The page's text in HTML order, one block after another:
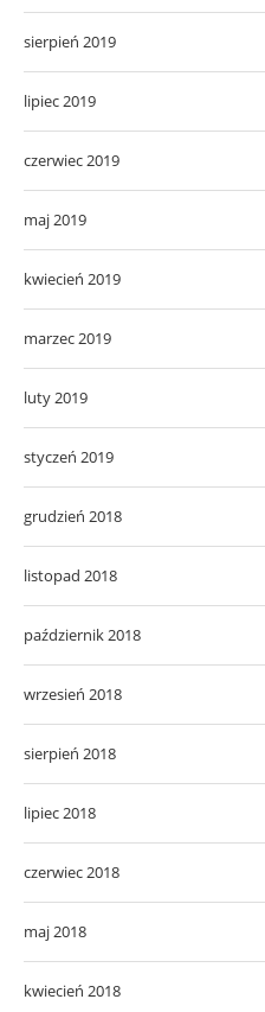
sierpień 2019
lipiec 2019
czerwiec 2019
maj 2019
kwiecień 2019
marzec 2019
luty 2019
styczeń 2019
grudzień 2018
listopad 2018
październik 2018
wrzesień 2018
sierpień 2018
lipiec 2018
czerwiec 2018
maj 2018
kwiecień 2018